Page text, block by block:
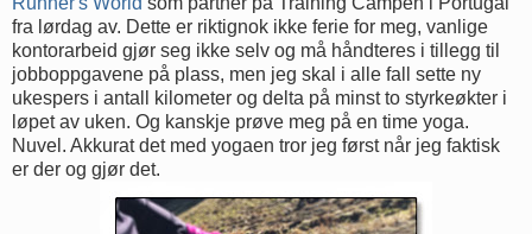
fra lørdag av. Dette er riktignok ikke ferie for meg, vanlige
kontorarbeid gjør seg ikke selv og må håndteres i tillegg til
jobboppgavene på plass, men jeg skal i alle fall sette ny
ukespers i antall kilometer og delta på minst to styrkeøkter i
løpet av uken. Og kanskje prøve meg på en time yoga.
Nuvel. Akkurat det med yogaen tror jeg først når jeg faktisk
er der og gjør det.